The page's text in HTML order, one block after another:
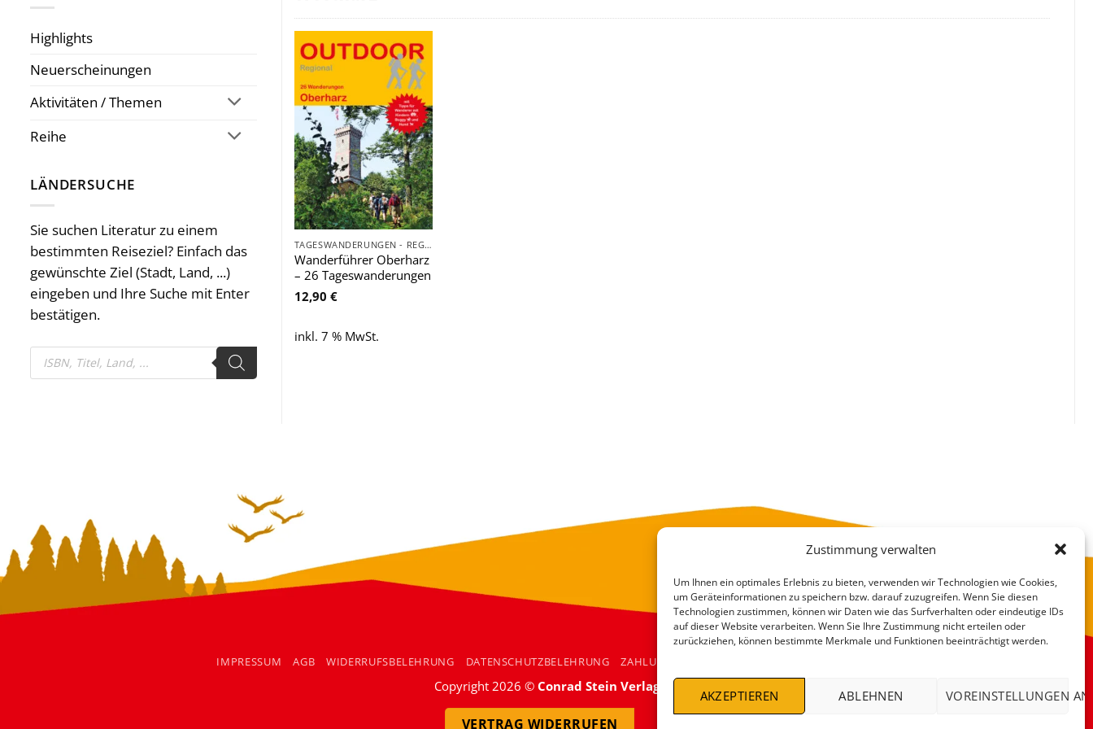
Zustimmung verwalten
Um Ihnen ein optimales Erlebnis zu bieten, verwenden wir Technologien wie Cookies,
um Geräteinformationen zu speichern bzw. darauf zuzugreifen. Wenn Sie diesen
Technologien zustimmen, können wir Daten wie das Surfverhalten oder eindeutige IDs
auf dieser Website verarbeiten. Wenn Sie Ihre Zustimmung nicht erteilen oder
zurückziehen, können bestimmte Merkmale und Funktionen beeinträchtigt werden.
AKZEPTIEREN ABLEHNEN VOREINSTELLUNGEN
Highlights
Neuerscheinungen
Aktivitäten / Themen
Reihe
LÄNDERSUCHE
Sie suchen Literatur zu einem
bestimmten Reiseziel? Einfach das
gewünschte Ziel (Stadt, Land, ...)
eingeben und Ihre Suche mit Enter
bestätigen.
Products
search
Zu
Wunschliste
hinzufügen
TAGESWANDERUNGEN - REGIONAL
Wanderführer Oberharz
– 26 Tageswanderungen
12,90 €
inkl. 7 % MwSt.
IMPRESSUM AGB WIDERRUFSBELEHRUNG DATENSCHUTZBELEHRUNG ZAHLUNGSARTEN
Copyright 2026 © Conrad Stein Verlag
VERTRAG WIDERRUFEN